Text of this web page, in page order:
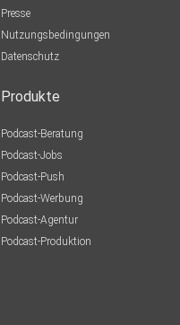
Presse
Nutzungsbedingungen
Datenschutz
Produkte
Podcast-Beratung
Podcast-Jobs
Podcast-Push
Podcast-Werbung
Podcast-Agentur
Podcast-Produktion